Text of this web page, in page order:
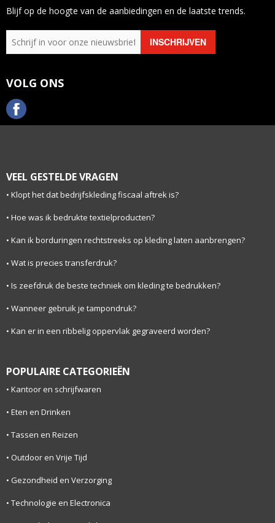
Blijf op de hoogte van de aanbiedingen en de laatste trends.
VOLG ONS
VEEL GESTELDE VRAGEN
Klopt het dat bedrijfskleding fiscaal aftrek is?
Hoe was ik bedrukte textielproducten?
Kan ik borduringen rechtstreeks op kleding laten aanbrengen?
Wat is precies transferdruk?
Is zeefdruk de beste techniek om kleding te bedrukken?
Wanneer gebruik je tampondruk?
Kan er in een ribbelig oppervlak gegraveerd worden?
POPULAIRE CATEGORIEËN
Kantoor en schrijfwaren
Eten en Drinken
Tassen en Reizen
Outdoor en Vrije Tijd
Gezondheid en Verzorging
Technologie en Electronica